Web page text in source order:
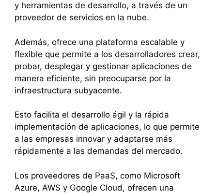
y herramientas de desarrollo, a través de un
proveedor de servicios en la nube.
Además, ofrece una plataforma escalable y
flexible que permite a los desarrolladores crear,
probar, desplegar y gestionar aplicaciones de
manera eficiente, sin preocuparse por la
infraestructura subyacente.
Esto facilita el desarrollo ágil y la rápida
implementación de aplicaciones, lo que permite
a las empresas innovar y adaptarse más
rápidamente a las demandas del mercado.
Los proveedores de PaaS, como Microsoft
Azure, AWS y Google Cloud, ofrecen una